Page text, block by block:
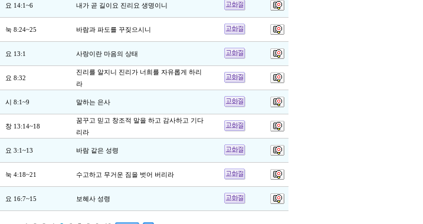
요 14:1~6 내가 곧 길이요 진리요 생명이니
눅 8:24~25 바람과 파도를 꾸짖으시니
요 13:1 사랑이란 마음의 상태
요 8:32
진리를 알지니 진리가 너희를 자유롭게 하리
라
시 8:1~9 말하는 은사
창 13:14~18
꿈꾸고 믿고 창조적 말을 하고 감사하고 기다
리라
요 3:1~13 바람 같은 성령
눅 4:18~21 수고하고 무거운 짐을 벗어 버리라
요 16:7~15 보혜사 성령